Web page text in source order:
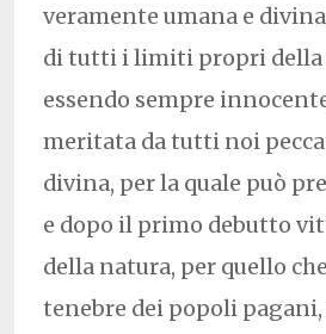
veramente umana e
di tutti i limiti propri della
essendo sempre
meritata da tutti noi
divina, per la quale può
e dopo il primo debutto
della natura, per quello
tenebre dei popoli